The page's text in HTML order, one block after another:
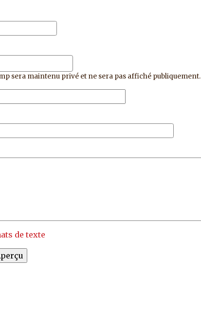
sera maintenu privé et ne sera pas affiché publiquement.
de texte